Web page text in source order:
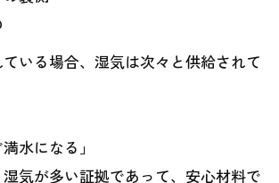
いる場合、湿気は次々と供給されて
水になる」
気が多い証拠であって、安心材料で